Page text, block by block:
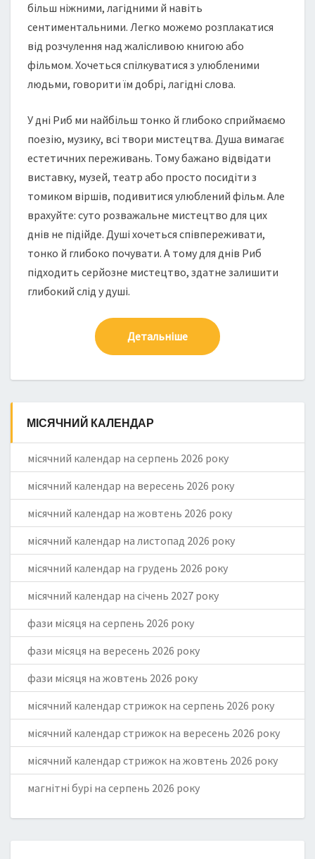
більш ніжними, лагідними й навіть
сентиментальними. Легко можемо розплакатися
від розчулення над жалісливою книгою або
фільмом. Хочеться спілкуватися з улюбленими
людьми, говорити їм добрі, лагідні слова.
У дні Риб ми найбільш тонко й глибоко сприймаємо
поезію, музику, всі твори мистецтва. Душа вимагає
естетичних переживань. Тому бажано відвідати
виставку, музей, театр або просто посидіти з
томиком віршів, подивитися улюблений фільм. Але
врахуйте: суто розважальне мистецтво для цих
днів не підійде. Душі хочеться співпереживати,
тонко й глибоко почувати. А тому для днів Риб
підходить серйозне мистецтво, здатне залишити
глибокий слід у душі.
Детальніше
МІСЯЧНИЙ КАЛЕНДАР
місячний календар на серпень 2026 року
місячний календар на вересень 2026 року
місячний календар на жовтень 2026 року
місячний календар на листопад 2026 року
місячний календар на грудень 2026 року
місячний календар на січень 2027 року
фази місяця на серпень 2026 року
фази місяця на вересень 2026 року
фази місяця на жовтень 2026 року
місячний календар стрижок на серпень 2026 року
місячний календар стрижок на вересень 2026 року
місячний календар стрижок на жовтень 2026 року
магнітні бурі на серпень 2026 року